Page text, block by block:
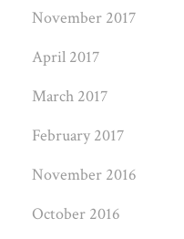
November 2017
April 2017
March 2017
February 2017
November 2016
October 2016